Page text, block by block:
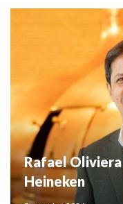
Rafael
Heineken